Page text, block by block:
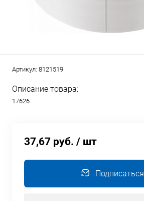
Артикул: 8121519
Описание товара:
17626
37,67 руб. / шт
Подписаться